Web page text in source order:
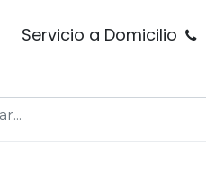
Servicio a Domicilio